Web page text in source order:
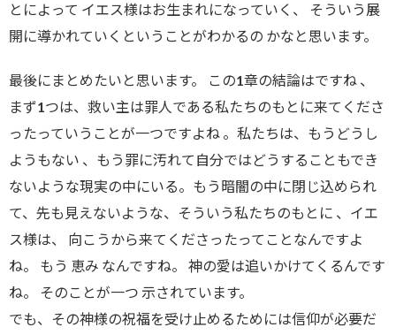
とによって イエス様はお生まれになっていく、 そういう展
開に導かれていくということがわかるの かなと思います。
最後にまとめたいと思います。 この1章の結論はですね 、
まず1つは、救い主は罪人である私たちのもとに来てくださ
ったっていうことが一つですよね 。私たちは、もうどうし
ようもない 、もう罪に汚れて自分ではどうすることもでき
ないような現実の中にいる。もう暗闇の中に閉じ込められ
て、先も見えないような、そういう私たちのもとに 、イエ
ス様は、 向こうから来てくださったってことなんですよ
ね。 もう 恵み なんですね。 神の愛は追いかけてくるんです
ね。 そのことが一つ 示されています。
でも、その神様の祝福を受け止めるためには信仰が必要だ